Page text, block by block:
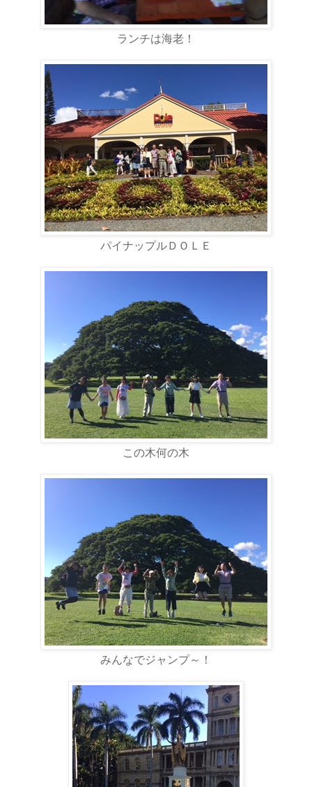
ランチは海老！
パイナップルＤＯＬＥ
この木何の木
みんなでジャンプ～！